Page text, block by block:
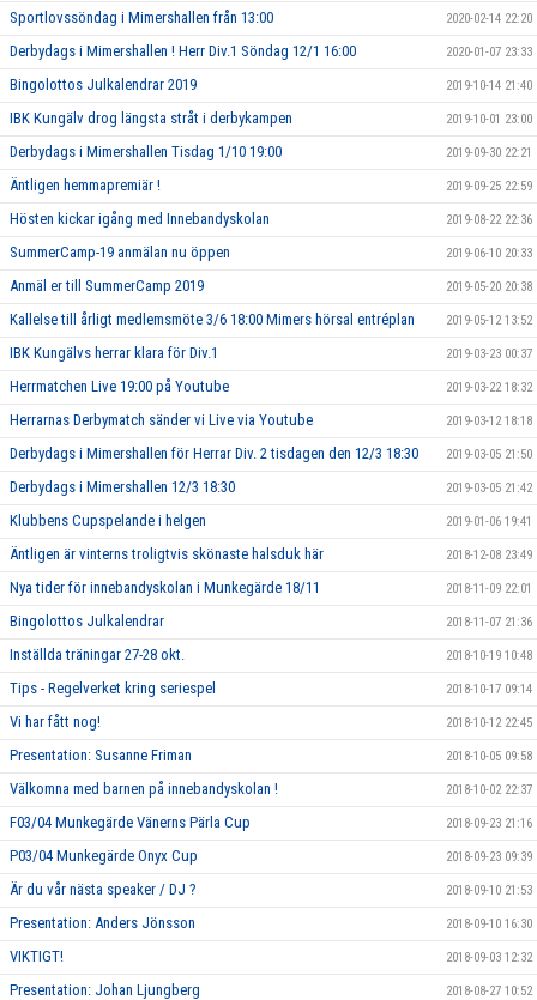
Sportlovssöndag i Mimershallen från 13:00 2020-02-14 22:20
Derbydags i Mimershallen ! Herr Div.1 Söndag 12/1 16:00 2020-01-07 23:33
Bingolottos Julkalendrar 2019 2019-10-14 21:40
IBK Kungälv drog längsta stråt i derbykampen 2019-10-01 23:00
Derbydags i Mimershallen Tisdag 1/10 19:00 2019-09-30 22:21
Äntligen hemmapremiär ! 2019-09-25 22:59
Hösten kickar igång med Innebandyskolan 2019-08-22 22:36
SummerCamp-19 anmälan nu öppen 2019-06-10 20:33
Anmäl er till SummerCamp 2019 2019-05-20 20:38
Kallelse till årligt medlemsmöte 3/6 18:00 Mimers hörsal entréplan 2019-05-12 13:52
IBK Kungälvs herrar klara för Div.1 2019-03-23 00:37
Herrmatchen Live 19:00 på Youtube 2019-03-22 18:32
Herrarnas Derbymatch sänder vi Live via Youtube 2019-03-12 18:18
Derbydags i Mimershallen för Herrar Div. 2 tisdagen den 12/3 18:30 2019-03-05 21:50
Derbydags i Mimershallen 12/3 18:30 2019-03-05 21:42
Klubbens Cupspelande i helgen 2019-01-06 19:41
Äntligen är vinterns troligtvis skönaste halsduk här 2018-12-08 23:49
Nya tider för innebandyskolan i Munkegärde 18/11 2018-11-09 22:01
Bingolottos Julkalendrar 2018-11-07 21:36
Inställda träningar 27-28 okt. 2018-10-19 10:48
Tips - Regelverket kring seriespel 2018-10-17 09:14
Vi har fått nog! 2018-10-12 22:45
Presentation: Susanne Friman 2018-10-05 09:58
Välkomna med barnen på innebandyskolan ! 2018-10-02 22:37
F03/04 Munkegärde Vänerns Pärla Cup 2018-09-23 21:16
P03/04 Munkegärde Onyx Cup 2018-09-23 09:39
Är du vår nästa speaker / DJ ? 2018-09-10 21:53
Presentation: Anders Jönsson 2018-09-10 16:30
VIKTIGT! 2018-09-03 12:32
Presentation: Johan Ljungberg 2018-08-27 10:52